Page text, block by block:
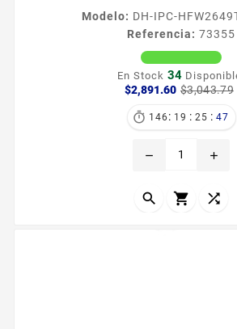
Modelo: DH-IPC-
Referencia: 73355
En Stock 34
$2,891.60 $3,043.79
 146 : 19 : 25 : 46
remove add
  